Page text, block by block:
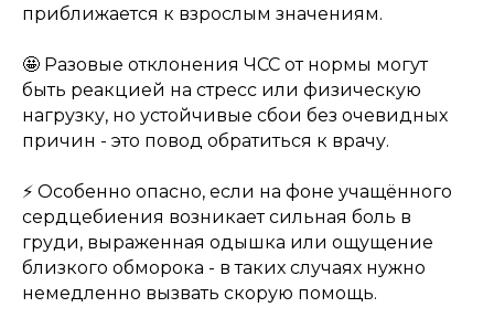
приближается к взрослым значениям.
🤩 Разовые отклонения ЧСС от нормы могут
быть реакцией на стресс или физическую
нагрузку, но устойчивые сбои без очевидных
причин - это повод обратиться к врачу.
⚡️ Особенно опасно, если на фоне учащённого
сердцебиения возникает сильная боль в
груди, выраженная одышка или ощущение
близкого обморока - в таких случаях нужно
немедленно вызвать скорую помощь.